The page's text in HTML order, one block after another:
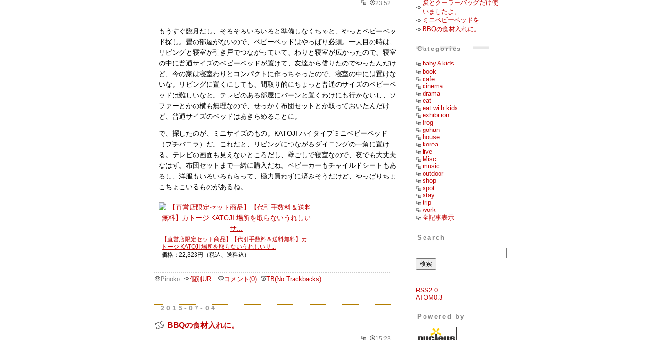
23:52
もうすぐ臨月だし、そろそろいろいろと準備しなくちゃと、やっとベビーベッ
ド探し。畳の部屋がないので、ベビーベッドはやっぱり必須。一人目の時は、
リビングと寝室が引き戸でつながっていて、わりと寝室が広かったので、寝室
の中に普通サイズのベビーベッドが置けて、友達から借りたのでやったんだけ
ど、今の家は寝室わりとコンパクトに作っちゃったので、寝室の中には置けな
いな。リビングに置くにしても、間取り的にちょっと普通のサイズのベビーベ
ッドは難しいなと。テレビのある部屋にバーンと置くわけにも行かないし、ソ
ファーとかの横も無理なので、せっかく布団セットとか取っておいたんだけ
ど、普通サイズのベッドはあきらめることに。
で、探したのが、ミニサイズのもの。KATOJI ハイタイプミニベビーベッド
（プチバニラ）だ。これだと、リビングにつながるダイニングの一角に置け
る。テレビの画面も見えないところだし、壁ごしで寝室なので、夜でも大丈夫
なはず。布団セットまで一緒に購入だね。ベビーカーもチャイルドシートもあ
るし、洋服もいろいろもらって、極力買わずに済みそうだけど、やっぱりちょ
こちょこいるものがあるね。
【直営店限定セット商品】【代引手数料＆送料無料】カ
トージ KATOJI 場所を取らないうれしいサ...
価格：22,323円（税込、送料込）
Pinoko 個別URL コメント(0) TB(No Trackbacks)
2015-07-04
BBQの食材入れに。
炭とクーラーバッグだけ使
いましたよ。
ミニベビーベッドを
BBQの食材入れに。
Categories
baby＆kids
book
cafe
cinema
drama
eat
eat with kids
exhibition
frog
gohan
house
korea
live
Misc
music
outdoor
shop
spot
stay
trip
work
全記事表示
Search
RSS2.0
ATOM0.3
Powered by